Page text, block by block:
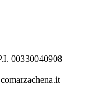
00330040908